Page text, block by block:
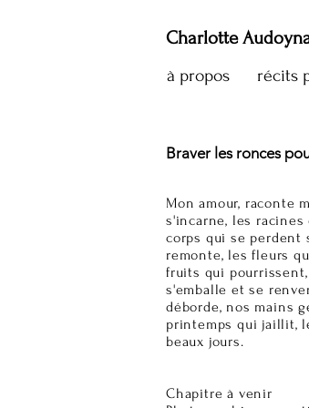
Charlotte
à propos récits
Braver les ronces
Mon amour, raconte
s'incarne, les
corps qui se perdent
remonte, les fleurs
fruits qui
s'emballe et se
déborde, nos mains
printemps qui jaillit,
beaux jours.
Chapitre à venir